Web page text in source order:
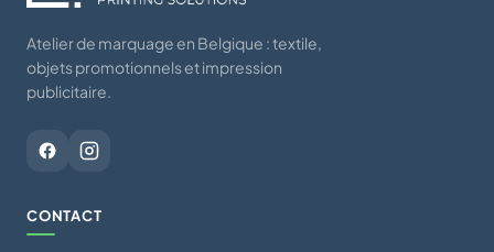
Atelier de marquage en Belgique : textile,
objets promotionnels et impression
publicitaire.
CONTACT